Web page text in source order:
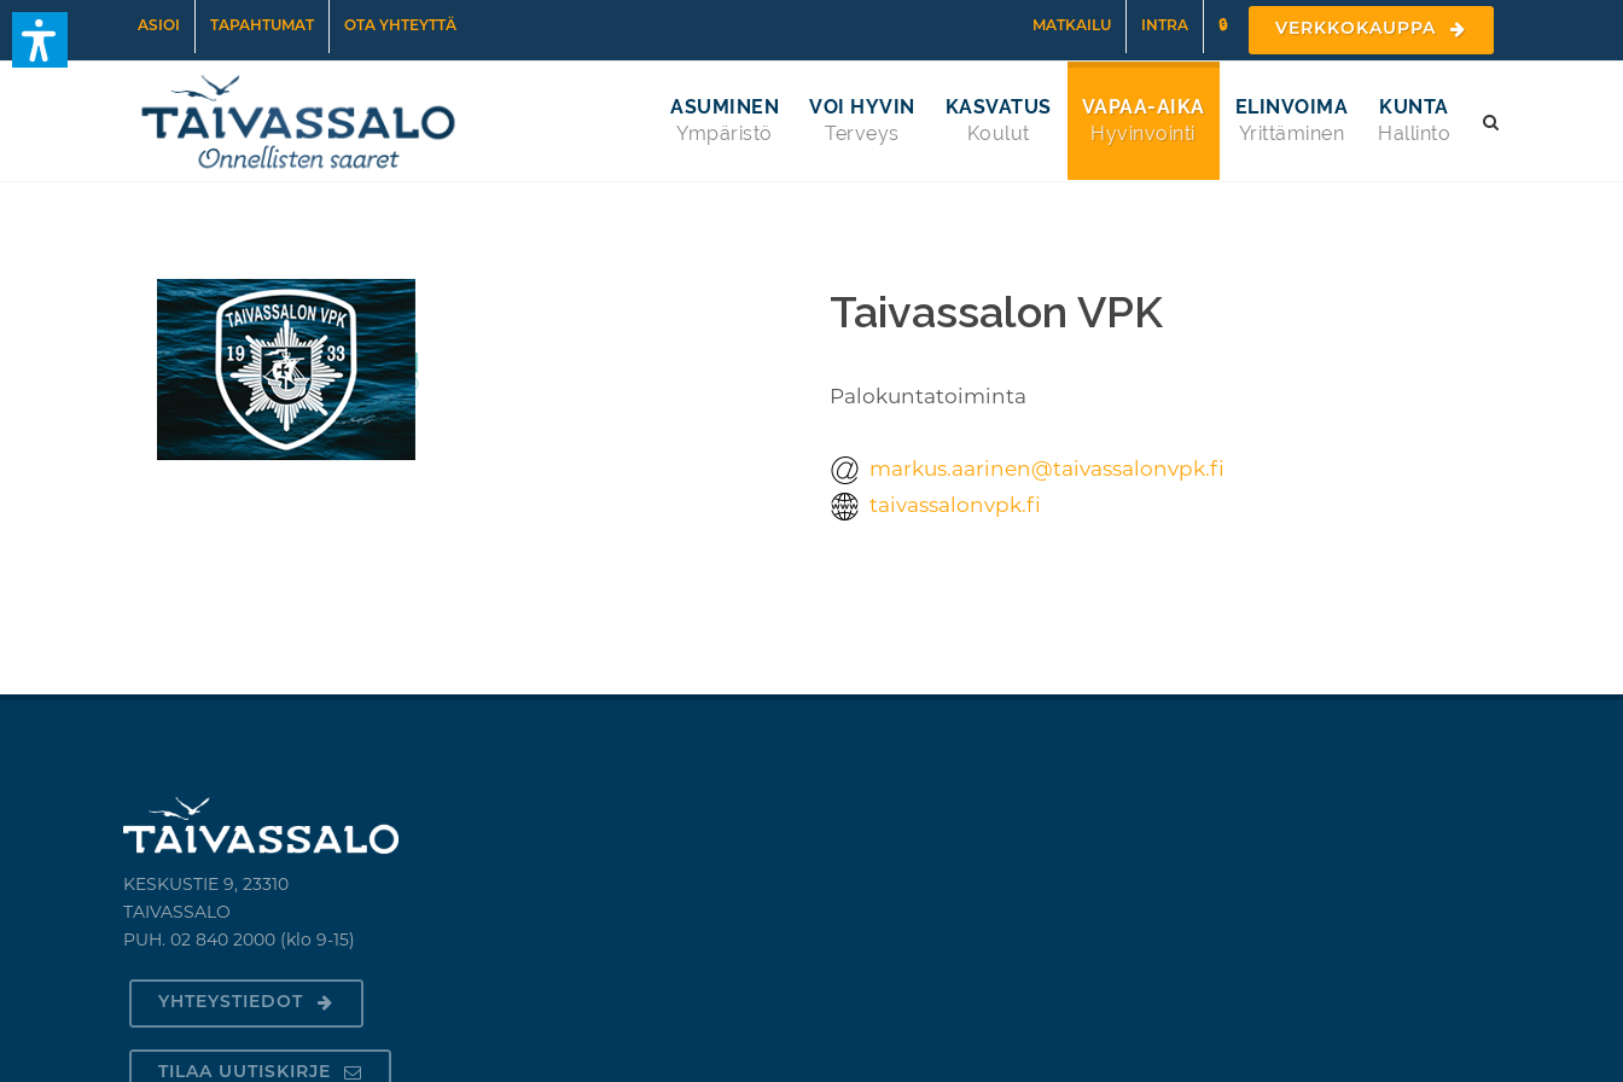
ASIOI TAPAHTUMAT OTA YHTEYTTÄ MATKAILU INTRA 🔒 VERKKOKAUPPA
ASUMINEN
Ympäristö
VOI HYVIN
Terveys
KASVATUS
Koulut
VAPAA-AIKA
Hyvinvointi
ELINVOIMA
Yrittäminen
KUNTA
Hallinto
Taivassalon VPK
Palokuntatoiminta
markus.aarinen@taivassalonvpk.fi
taivassalonvpk.fi
KESKUSTIE 9, 23310
TAIVASSALO
PUH. 02 840 2000 (klo 9-15)
YHTEYSTIEDOT
TILAA UUTISKIRJE